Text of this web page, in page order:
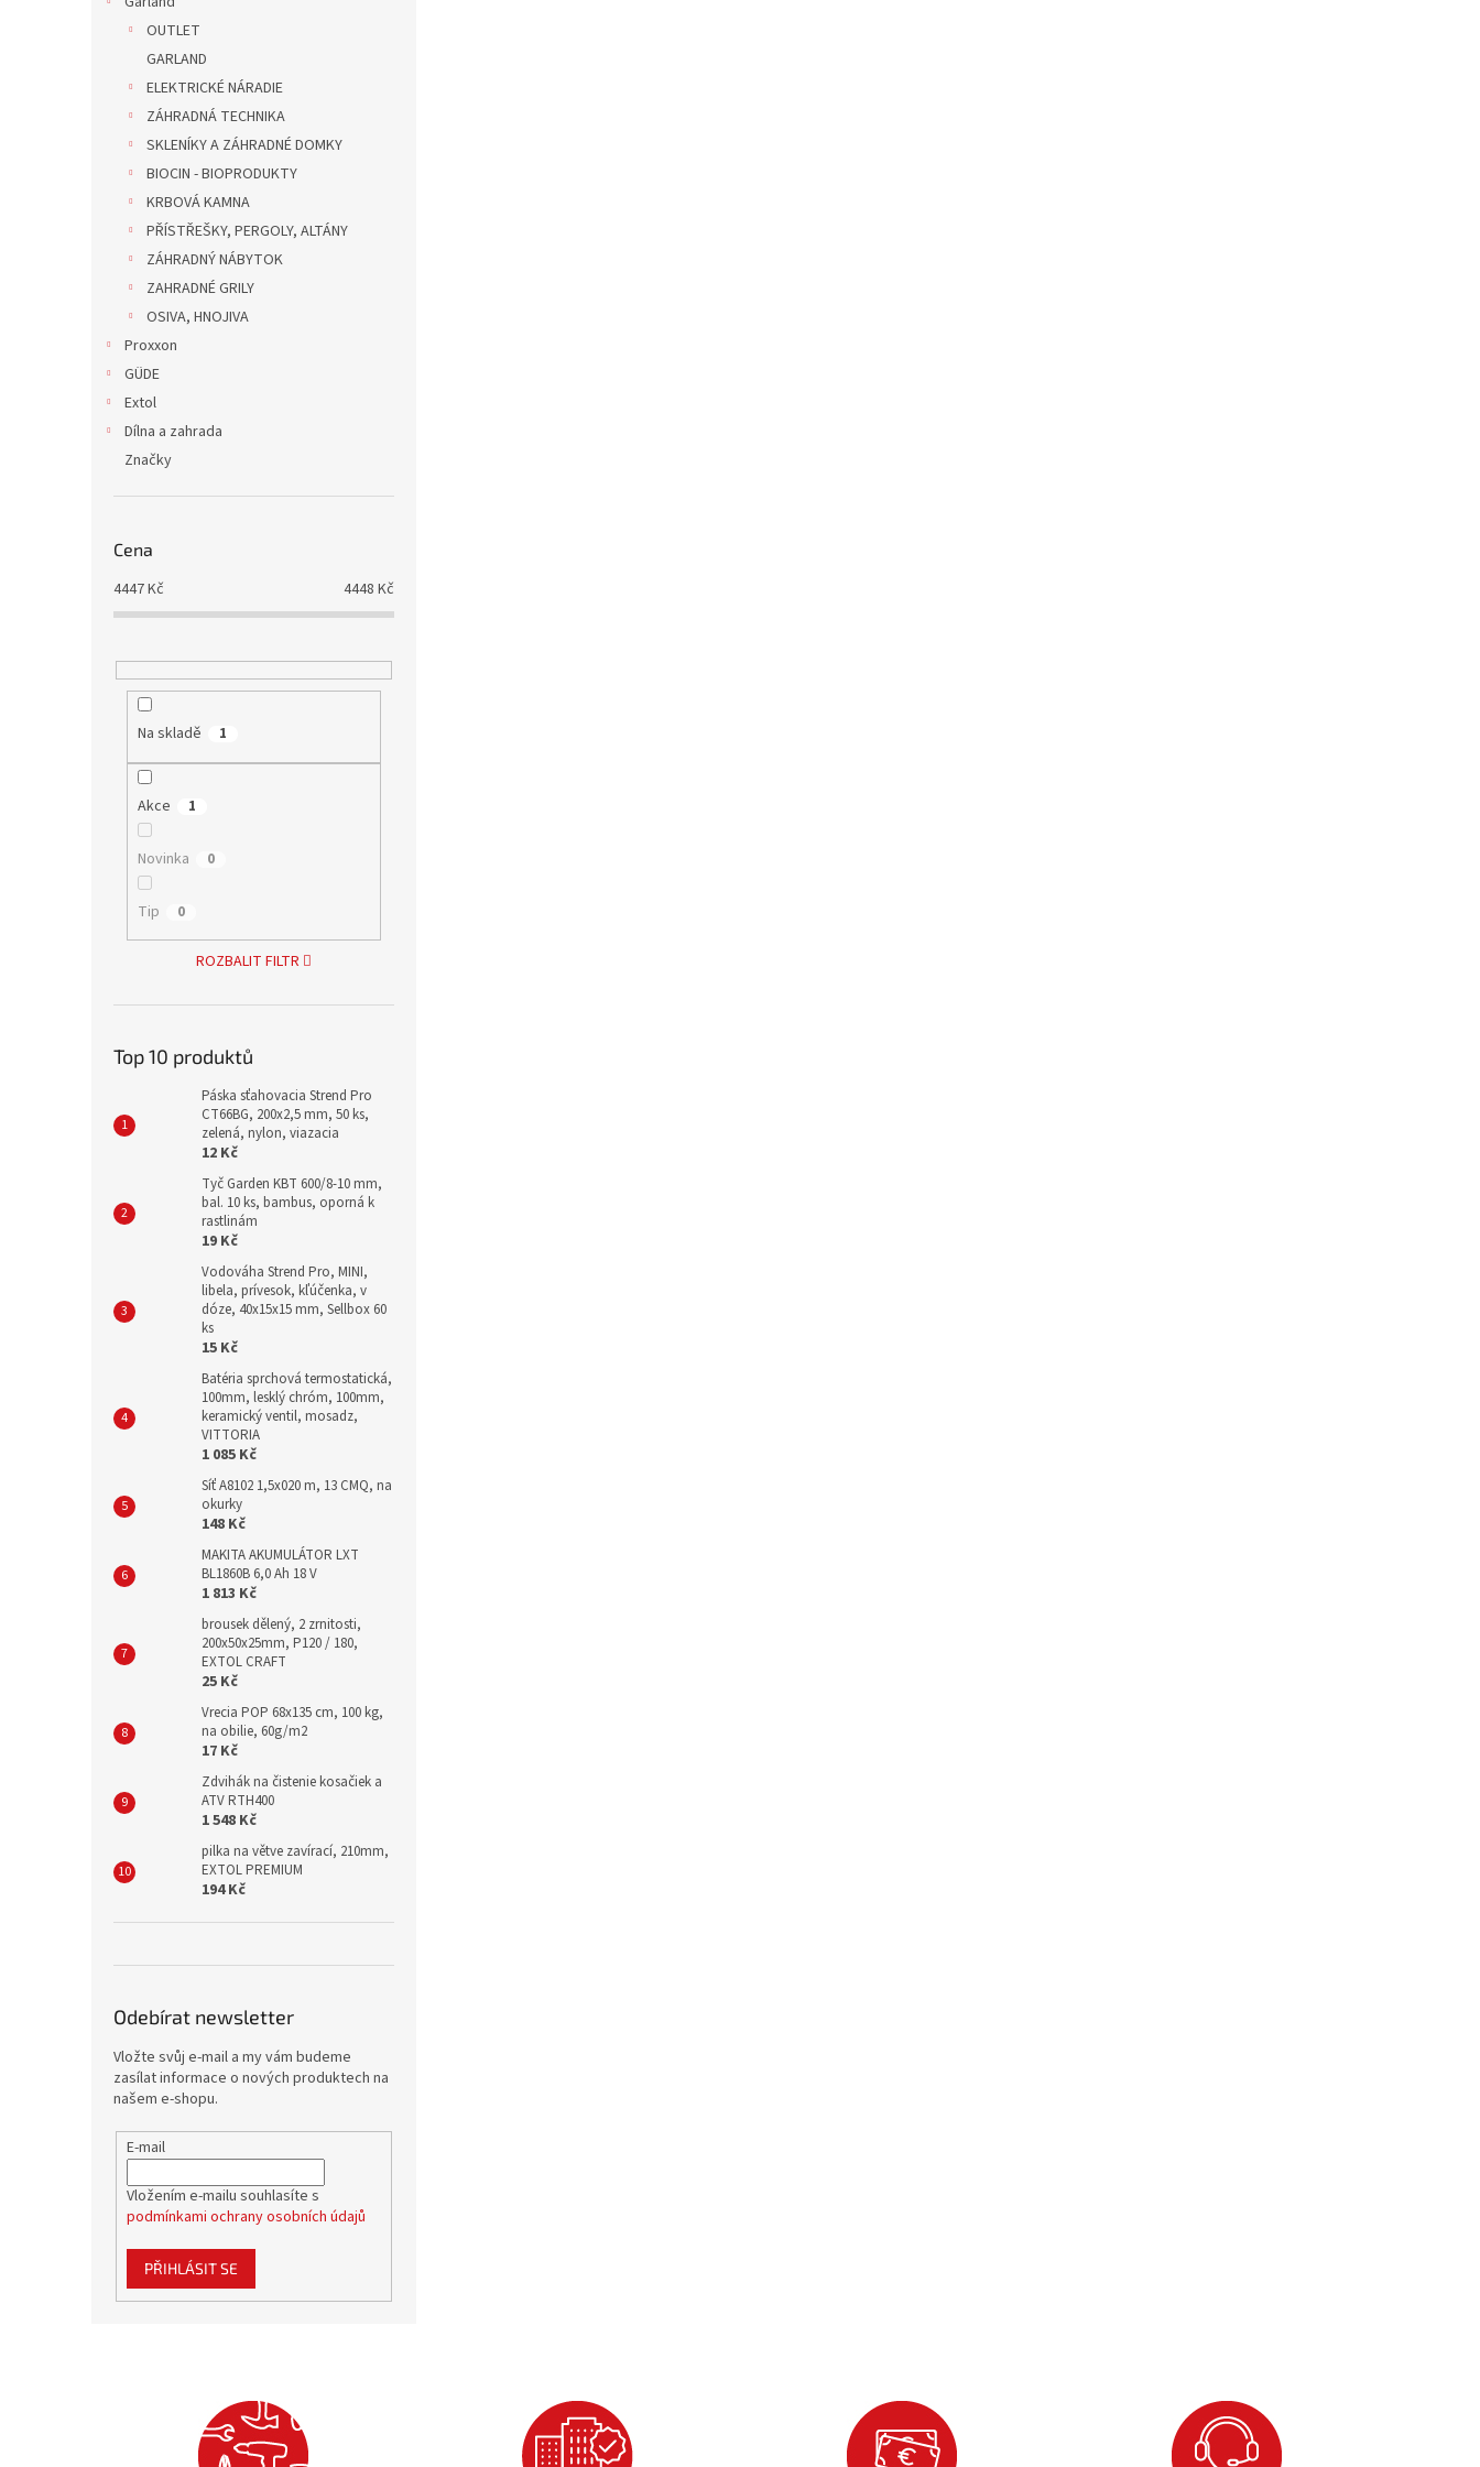
OUTLET
GARLAND
ELEKTRICKÉ NÁRADIE
ZÁHRADNÁ TECHNIKA
SKLENÍKY A ZÁHRADNÉ DOMKY
BIOCIN - BIOPRODUKTY
KRBOVÁ KAMNA
PŘÍSTŘEŠKY, PERGOLY, ALTÁNY
ZÁHRADNÝ NÁBYTOK
ZAHRADNÉ GRILY
OSIVA, HNOJIVA
Proxxon
GÜDE
Extol
Dílna a zahrada
Značky
Cena
4447Kč 4448 Kč
Na skladě 1
Akce 1
Novinka 0
Tip 0
ROZBALIT FILTR
Top 10 produktů
Páska sťahovacia Strend Pro
CT66BG, 200x2,5 mm, 50 ks,
zelená, nylon, viazacia
12 Kč
Tyč Garden KBT 600/8-10 mm,
bal. 10 ks, bambus, oporná k
rastlinám
19 Kč
Vodováha Strend Pro, MINI,
libela, prívesok, kľúčenka, v
dóze, 40x15x15 mm, Sellbox 60
ks
15 Kč
Batéria sprchová termostatická,
100mm, lesklý chróm, 100mm,
keramický ventil, mosadz,
VITTORIA
1 085 Kč
Síť A8102 1,5x020 m, 13 CMQ, na
okurky
148 Kč
MAKITA AKUMULÁTOR LXT
BL1860B 6,0 Ah 18 V
1 813 Kč
brousek dělený, 2 zrnitosti,
200x50x25mm, P120 / 180,
EXTOL CRAFT
25 Kč
Vrecia POP 68x135 cm, 100 kg,
na obilie, 60g/m2
17 Kč
Zdvihák na čistenie kosačiek a
ATV RTH400
1 548 Kč
pilka na větve zavírací, 210mm,
EXTOL PREMIUM
194 Kč
Odebírat newsletter
Vložte svůj e-mail a my vám budeme
zasílat informace o nových produktech na
našem e-shopu.
E-mail
Vložením e-mailu souhlasíte s
podmínkami ochrany osobních údajů
PŘIHLÁSIT SE